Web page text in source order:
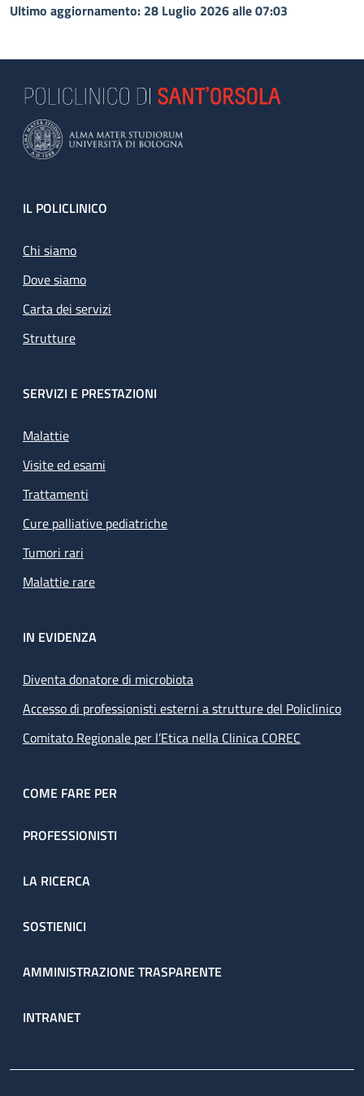
Ultimo aggiornamento: 28 Luglio 2026 alle 07:03
Footer
IL POLICLINICO
Chi siamo
Dove siamo
Carta dei servizi
Strutture
SERVIZI E PRESTAZIONI
Malattie
Visite ed esami
Trattamenti
Cure palliative pediatriche
Tumori rari
Malattie rare
IN EVIDENZA
Diventa donatore di microbiota
Accesso di professionisti esterni a strutture del Policlinico
Comitato Regionale per l’Etica nella Clinica COREC
COME FARE PER
PROFESSIONISTI
LA RICERCA
SOSTIENICI
AMMINISTRAZIONE TRASPARENTE
INTRANET